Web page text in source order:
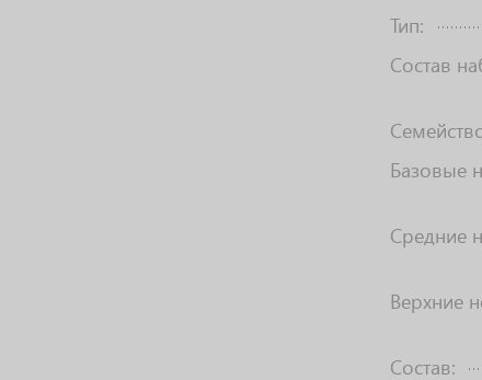
Тип:
Состав
Базовые
Средние
Верхние
Состав: